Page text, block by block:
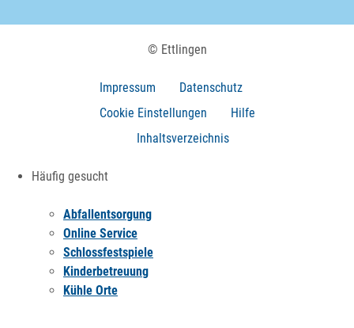
© Ettlingen
Impressum
Datenschutz
Cookie Einstellungen
Hilfe
Inhaltsverzeichnis
Häufig gesucht
Abfallentsorgung
Online Service
Schlossfestspiele
Kinderbetreuung
Kühle Orte